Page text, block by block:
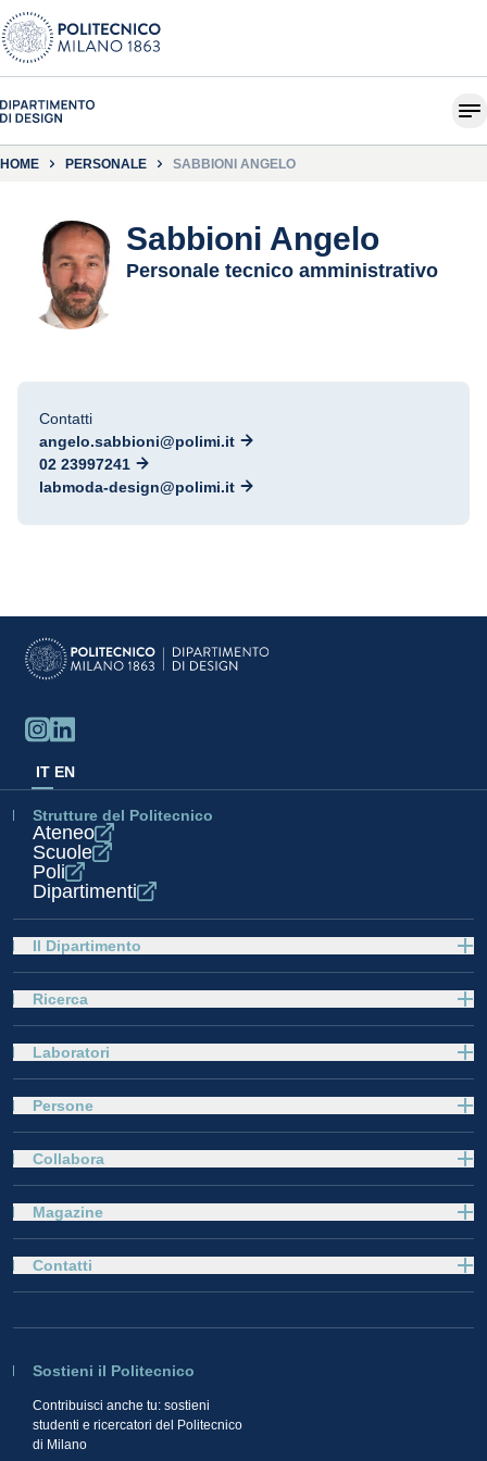
HOME PERSONALE SABBIONI ANGELO
Sabbioni Angelo
Personale tecnico amministrativo
Contatti
angelo.sabbioni@polimi.it
02 23997241
labmoda-design@polimi.it
IT EN
Strutture del Politecnico
Ateneo
Scuole
Poli
Dipartimenti
Il Dipartimento
Ricerca
Laboratori
Persone
Collabora
Magazine
Sostieni il Politecnico
Contribuisci anche tu: sostieni
studenti e ricercatori del Politecnico
di Milano
Contatti